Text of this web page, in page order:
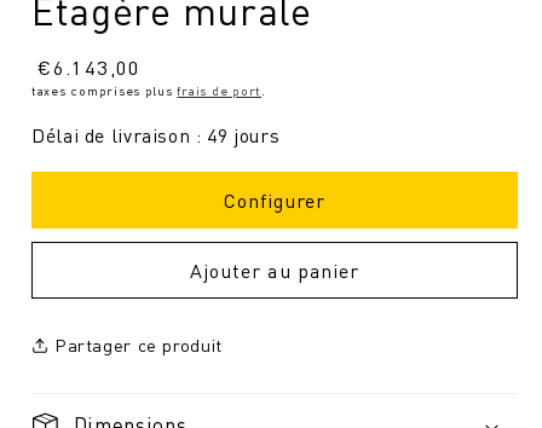
Étagère murale
Prix
normal
€6.143,00
taxes comprises plusfrais de port
Délai de livraison : 49 jours
Configurer
Ajouter au panier
Partager ce produit